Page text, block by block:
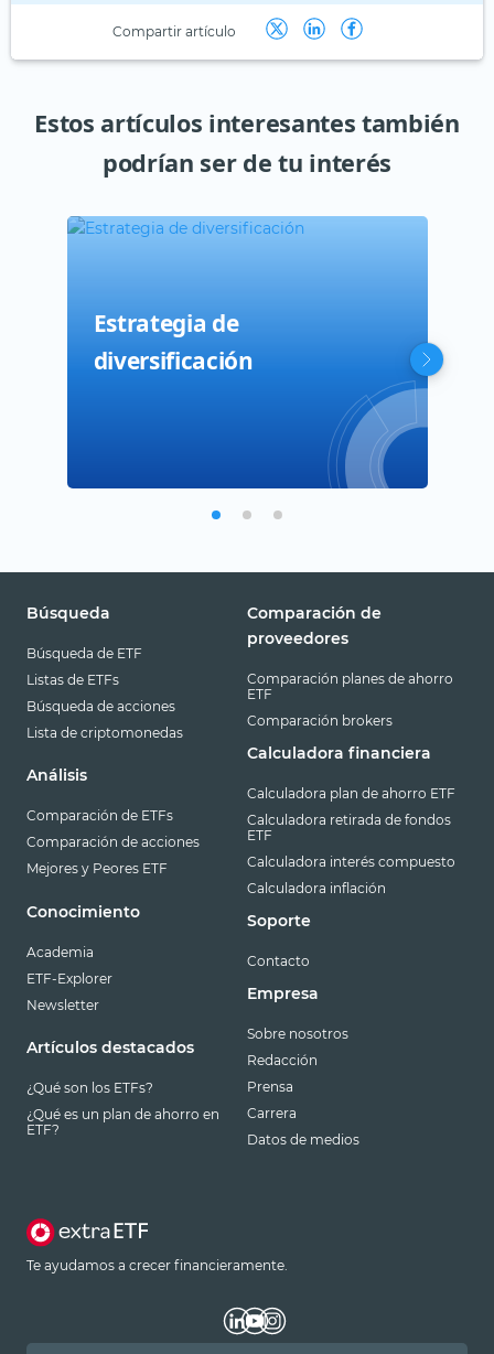
Compartir artículo
Estos artículos interesantes también
podrían ser de tu interés
Estrategia de
diversificación
Búsqueda
Búsqueda de ETF
Listas de ETFs
Búsqueda de acciones
Lista de criptomonedas
Análisis
Comparación de ETFs
Comparación de acciones
Mejores y Peores ETF
Conocimiento
Academia
ETF-Explorer
Newsletter
Artículos destacados
¿Qué son los ETFs?
¿Qué es un plan de ahorro en
ETF?
Comparación de
proveedores
Comparación planes de ahorro
ETF
Comparación brokers
Calculadora financiera
Calculadora plan de ahorro ETF
Calculadora retirada de fondos
ETF
Calculadora interés compuesto
Calculadora inflación
Soporte
Contacto
Empresa
Sobre nosotros
Redacción
Prensa
Carrera
Datos de medios
Te ayudamos a crecer financieramente.